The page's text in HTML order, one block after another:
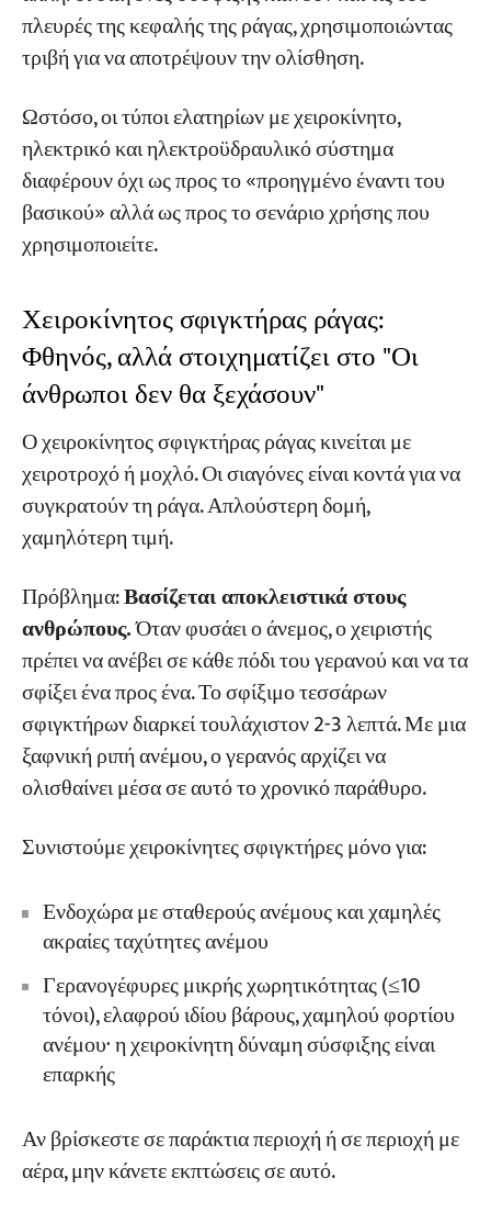
πλευρές της κεφαλής της ράγας, χρησιμοποιώντας
τριβή για να αποτρέψουν την ολίσθηση.
Ωστόσο, οι τύποι ελατηρίων με χειροκίνητο,
ηλεκτρικό και ηλεκτροϋδραυλικό σύστημα
διαφέρουν όχι ως προς το «προηγμένο έναντι του
βασικού» αλλά ως προς το σενάριο χρήσης που
χρησιμοποιείτε.
Χειροκίνητος σφιγκτήρας ράγας:
Φθηνός, αλλά στοιχηματίζει στο "Οι
άνθρωποι δεν θα ξεχάσουν"
Ο χειροκίνητος σφιγκτήρας ράγας κινείται με
χειροτροχό ή μοχλό. Οι σιαγόνες είναι κοντά για να
συγκρατούν τη ράγα. Απλούστερη δομή,
χαμηλότερη τιμή.
Πρόβλημα:Βασίζεται αποκλειστικά στους
ανθρώπους.Όταν φυσάει ο άνεμος, ο χειριστής
πρέπει να ανέβει σε κάθε πόδι του γερανού και να τα
σφίξει ένα προς ένα. Το σφίξιμο τεσσάρων
σφιγκτήρων διαρκεί τουλάχιστον 2-3 λεπτά. Με μια
ξαφνική ριπή ανέμου, ο γερανός αρχίζει να
ολισθαίνει μέσα σε αυτό το χρονικό παράθυρο.
Συνιστούμε χειροκίνητες σφιγκτήρες μόνο για:
Ενδοχώρα με σταθερούς ανέμους και χαμηλές
ακραίες ταχύτητες ανέμου
Γερανογέφυρες μικρής χωρητικότητας (≤10
τόνοι), ελαφρού ιδίου βάρους, χαμηλού φορτίου
ανέμου· η χειροκίνητη δύναμη σύσφιξης είναι
επαρκής
Αν βρίσκεστε σε παράκτια περιοχή ή σε περιοχή με
αέρα, μην κάνετε εκπτώσεις σε αυτό.